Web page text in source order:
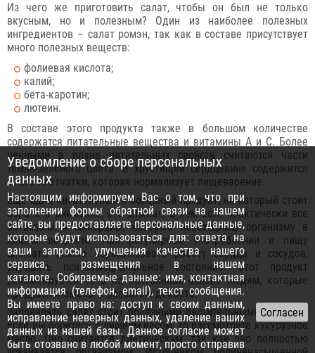
Из чего же приготовить салат, чтобы он был не только
вкусным, но и полезным? Один из наиболее полезных
ингредиентов – салат ромэн, так как в составе присутствует
много полезных веществ:
фолиевая кислота;
калий;
бета-каротин;
лютеин.
В составе этого продукта также в большом количестве
содержатся питательные вещества и витамины А и С. Более
ценными в плане питательных свойств считаются части
темно-зеленого цвета. В хрустящей сердцевине содержится
много клетчатки, которая нормализует пищеварение.
Еще один питательный и полезный продукт, на который стоит
обратить внимание, это шпинат. В нем есть практически все
витамины и минералы, которые необходимы организму в
любом возрасте. При регулярном употреблении в пищу
шпината можно нормализовать работу сердца и сосудов,
улучшить психоэмоциональное состояние. Этот продукт
рекомендуется есть на постоянной основе людям, которые
предрасположены к развитию диабета.
Заправлять салат стоит полезными растительными маслами.
Если вы боретесь с лишним весом, то рассмотрите кукурузное
масло. Оно считается диетическим, так как оно полностью
Уведомление о сборе персональных
данных
Настоящим информируем Вас о том, что при
заполнении формы обратной связи на нашем
сайте, вы предоставляете персональные данные,
которые будут использоваться для: ответа на
ваши запросы, улучшения качества нашего
сервиса, размещения в нашем
каталоге. Собираемые данные: имя, контактная
информация (телефон, email), текст сообщения.
Вы имеете право на: доступ к своим данным,
исправление неверных данных, удаление ваших
данных из нашей базы. Данное согласие может
быть отозвано в любой момент, просто отправив